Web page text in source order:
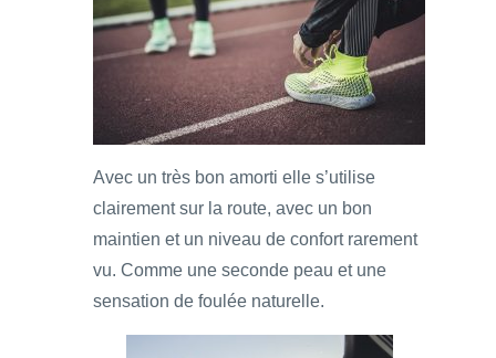
Avec un très bon amorti elle s’utilise
clairement sur la route, avec un bon
maintien et un niveau de confort rarement
vu. Comme une seconde peau et une
sensation de foulée naturelle.